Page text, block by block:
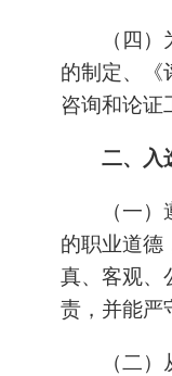
（四
的制定、《
咨询和论证
二、入
（一
的职业道德
真、客观、
责，并能严
（二